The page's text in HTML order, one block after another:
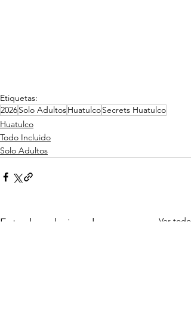
Etiquetas:
2026Solo AdultosHuatulcoSecrets Huatulco
Huatulco
Todo Incluido
Solo Adultos
Entradas relacionadas Ver todo